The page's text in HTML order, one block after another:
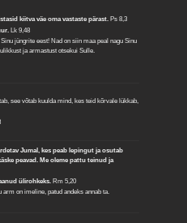
kiitva väe oma vastaste pärast. Ps 8,3
Lk 9,48
jüngrite eest! Nad on siin maa peal nagu Sinu
ja armastust otsekui Sulle.
see võtab kuulda mind, kes teid kõrvale lükkab,
Jumal, kes peab lepingut ja osutab
peavad. Me oleme pattu teinud ja
ülirohkeks. Rm 5,20
on imeline, patud andeks annab ta.